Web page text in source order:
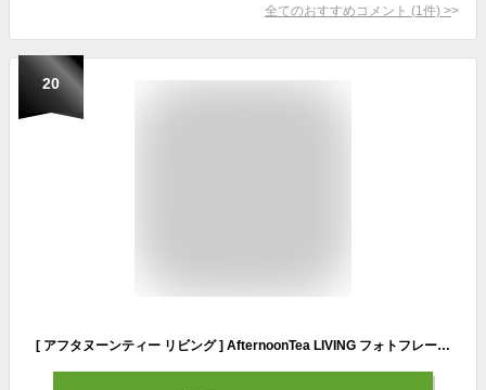
全てのおすすめコメント (1 件) >
20
[ アフタヌーンティー リビング ] AfternoonTea LIVING フォトフレーム HF35 シルキーパールフォトフレーム シルバー